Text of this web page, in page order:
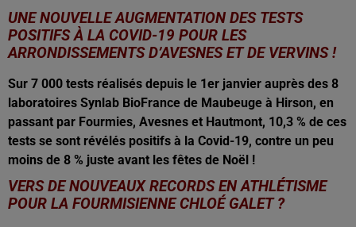
UNE NOUVELLE AUGMENTATION DES TESTS
POSITIFS À LA COVID-19 POUR LES
ARRONDISSEMENTS D’AVESNES ET DE VERVINS !
Sur 7 000 tests réalisés depuis le 1er janvier auprès des 8
laboratoires Synlab BioFrance de Maubeuge à Hirson, en
passant par Fourmies, Avesnes et Hautmont, 10,3 % de ces
tests se sont révélés positifs à la Covid-19, contre un peu
moins de 8 % juste avant les fêtes de Noël !
VERS DE NOUVEAUX RECORDS EN ATHLÉTISME
POUR LA FOURMISIENNE CHLOÉ GALET ?